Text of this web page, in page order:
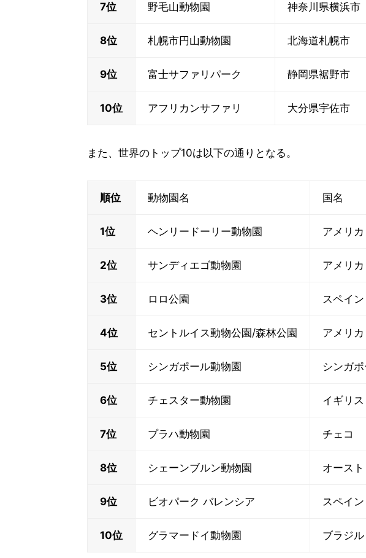
7位 野毛山動物園 神奈川県横浜市
8位 札幌市円山動物園 北海道札幌市
9位 富士サファリパーク 静岡県裾野市
10位 アフリカンサファリ 大分県宇佐市
また、世界のトップ10は以下の通りとなる。
順位 動物園名 国名
1位 ヘンリードーリー動物園 アメリカ
2位 サンディエゴ動物園 アメリカ
3位 ロロ公園 スペイン
4位 セントルイス動物公園/森林公園 アメリカ
5位 シンガポール動物園 シンガ
6位 チェスター動物園 イギリス
7位 プラハ動物園 チェコ
8位 シェーンブルン動物園 オース
9位 ビオパーク バレンシア スペイン
10位 グラマードイ動物園 ブラジル